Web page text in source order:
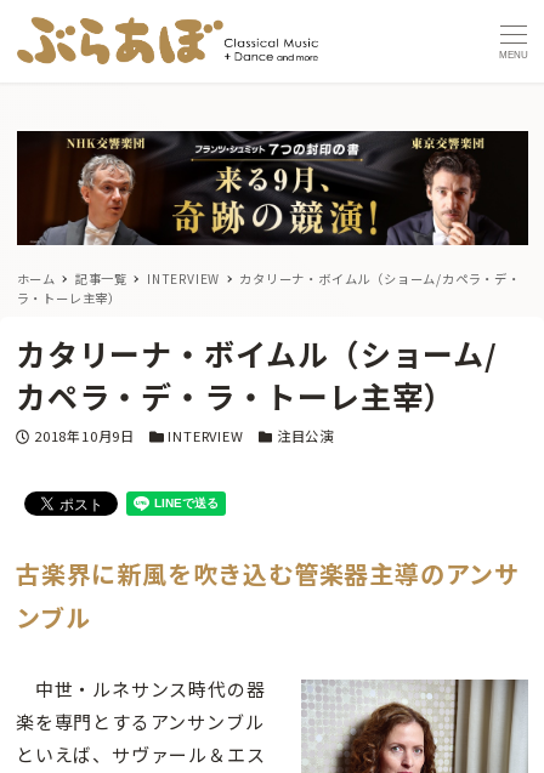
MENU
ホーム 記事一覧 INTERVIEW
カタリーナ・ボイムル（ショーム/カペラ・デ・
ラ・トーレ主宰）
カタリーナ・ボイムル（ショーム/
カペラ・デ・ラ・トーレ主宰）
投稿日
2018年10月9日 カテゴリー
INTERVIEW カテゴリー
注目公演
古楽界に新風を吹き込む管楽器主導のアンサ
ンブル
中世・ルネサンス時代の器
楽を専門とするアンサンブル
といえば、サヴァール＆エス